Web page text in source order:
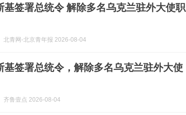
基签署总统令 解除多名乌克兰驻外大使职
北青网-北京青年报 2026-08-04
基签署总统令，解除多名乌克兰驻外大使
齐鲁壹点 2026-08-04